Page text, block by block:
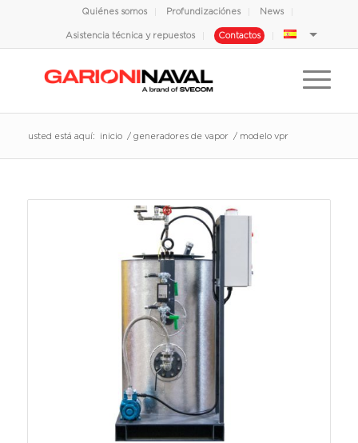
Quiénes somos Profundizaciónes News
Asistencia técnica y repuestos Contactos
usted está aquí: inicio / generadores de vapor / modelo vpr